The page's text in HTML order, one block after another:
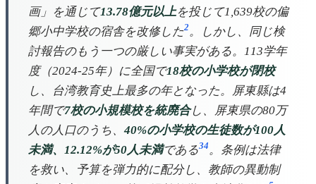
画」を通じて13.78億元以上を投じて1,639校の偏
郷小中学校の宿舎を改修した2。しかし、同じ検
討報告のもう一つの厳しい事実がある。113学年
度（2024-25年）に全国で18校の小学校が閉校
し、台湾教育史上最多の年となった。屏東縣は4
年間で7校の小規模校を統廃合し、屏東県の80万
人の人口のうち、40%の小学校の生徒数が100人
未満、12.12%が50人未満である34。条例は法律
を救い、予算を弾力的に配分し、教師の異動制